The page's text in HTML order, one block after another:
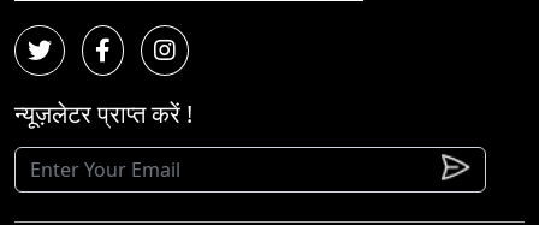
न्यूज़लेटर प्राप्त करें !